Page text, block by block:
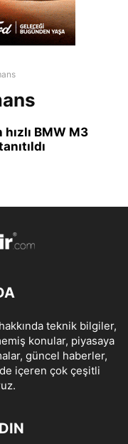
BMW M3
teknik bilgiler,
konular, piyasaya
güncel haberler,
içeren çok çeşitli